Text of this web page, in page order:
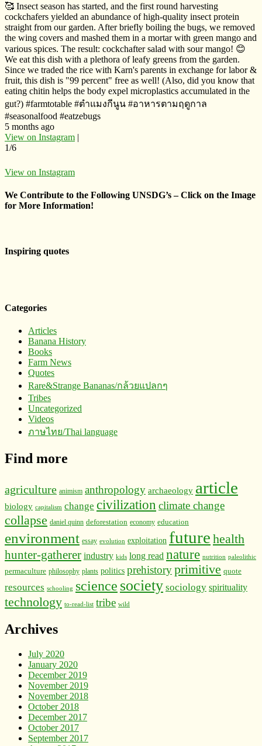
🥰 Insect season has started, and the first round harvesting
cockchafers yielded an abundance of high-quality insect protein
straight from our garden. After briefly boiling the bugs, we removed
the wing covers and mashed them in a mortar with green mango and
various spices. The result: cockchafter salad with sour mango! 😊
We eat this dish with a plethora of leafy greens from the garden.
Since we traded the rice with Karn's parents in exchange for labor &
fruit, this dish is "99 percent" free as well! (Also, did you know that
eating chitin helps the body expel microplastics accumulated in the
gut?) #farmtotable #ตำแมงกีนูน​ ​#อาหารตามฤดูกาล
#seasonalfood #eatzebugs
5 months ago
View on Instagram |
1/6
View on Instagram
We Contribute to the Following UNSDG’s – Click on the Image
for More Information!
Inspiring quotes
Categories
Articles
Banana History
Books
Farm News
Quotes
Rare&Strange Bananas/กล้วยแปลกๆ
Tribes
Uncategorized
Videos
ภาษไทย/Thai language
Find more
agriculture animism anthropology archaeology article
biology capitalism change civilization climate change
collapse daniel quinn deforestation economy education
environment essay evolution exploitation future health
hunter-gatherer industry kids long read nature nutrition paleolithic
permaculture philosophy plants politics prehistoryprimitive quote
resources schooling science society sociology spirituality
technology to-read-list tribe wild
Archives
July 2020
January 2020
December 2019
November 2019
November 2018
October 2018
December 2017
October 2017
September 2017